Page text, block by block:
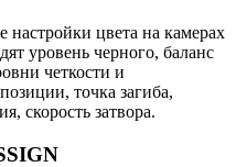
настройки цвета на камерах
уровень черного, баланс
четкости и
точка загиба,
скорость затвора.